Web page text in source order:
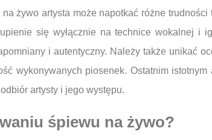
żywo artysta może napotkać różne
się wyłącznie na technice wokalnej i
i autentyczny. Należy także unikać
wykonywanych piosenek. Ostatnim
artysty i jego występu.
śpiewu na żywo?